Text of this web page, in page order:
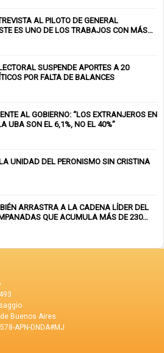
AL PILOTO DE GENERAL
ES UNO DE LOS TRABAJOS CON MÁS
SUSPENDE APORTES A 20
POR FALTA DE BALANCES
AL GOBIERNO: “LOS EXTRANJEROS EN
UBA SON EL 6,1%, NO EL 40%”
UNIDAD DEL PERONISMO SIN CRISTINA
ARRASTRA A LA CADENA LÍDER DEL
QUE ACUMULA MÁS DE 230
Y PONE EN RIESGO CIENTOS DE
Buenos Aires
APN-DNDA#MJ